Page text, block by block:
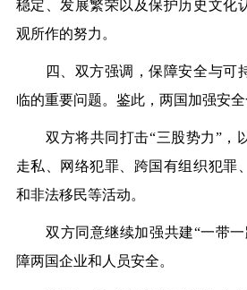
稳定、发展繁荣以及保护历史文化
观所作的努力。
四、双方强调，保障安全与可
临的重要问题。鉴此，两国加强安全
双方将共同打击“三股势力”，
走私、网络犯罪、跨国有组织犯罪
和非法移民等活动。
双方同意继续加强共建“一带一
障两国企业和人员安全。